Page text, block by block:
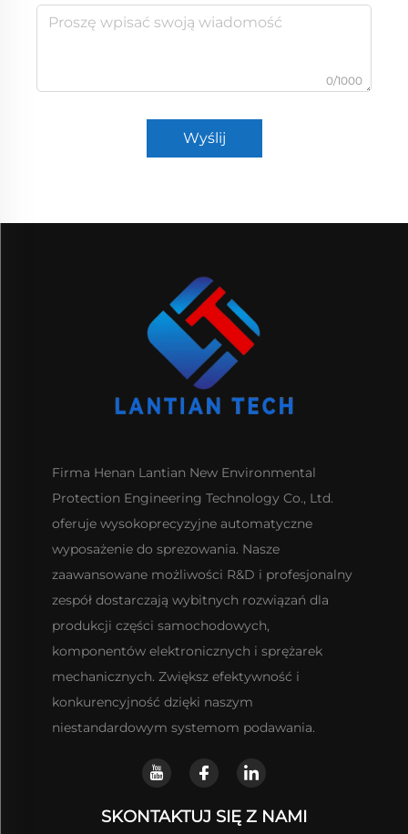
0/1000
Wyślij
Firma Henan Lantian New Environmental
Protection Engineering Technology Co., Ltd.
oferuje wysokoprecyzyjne automatyczne
wyposażenie do sprezowania. Nasze
zaawansowane możliwości R&D i profesjonalny
zespół dostarczają wybitnych rozwiązań dla
produkcji części samochodowych,
komponentów elektronicznych i sprężarek
mechanicznych. Zwiększ efektywność i
konkurencyjność dzięki naszym
niestandardowym systemom podawania.
SKONTAKTUJ SIĘ Z NAMI